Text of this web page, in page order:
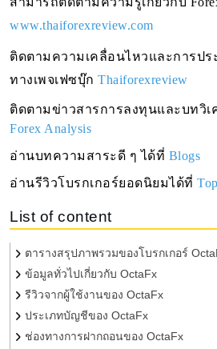
www.thaiforexreview.com
ติดตามความเคลื่อนไหวและการป
ทางเพจเฟซบุ๊ก Thaiforexreview
Forex Analysis
อ่านบทความสาระดี ๆ ได้ที่ Blogs
อ่านรีวิวโบรกเกอร์ยอดนิยมได้ที่
List of content
ตารางสรุปภาพรวมของโบรกเกอร์
ข้อมูลทั่วไปเกี่ยวกับ OctaFx
รีวิวจากผู้ใช้งานของ OctaFx
ประเภทบัญชีของ OctaFx
ช่องทางการฝากถอนของ OctaFx